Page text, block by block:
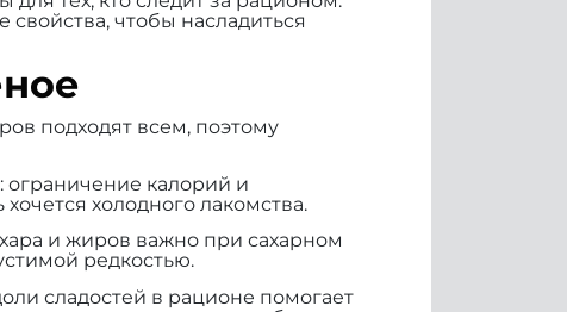
чтобы насладиться
подходят всем, поэтому
: ограничение калорий и
холодного лакомства.
и жиров важно при сахарном
редкостью.
сладостей в рационе помогает